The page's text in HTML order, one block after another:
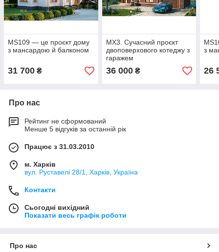
MS109 — це проєкт дому
з мансардою й балконом
31 700 ₴
MX3. Сучасний проєкт
двоповерхового котеджу з
гаражем
36 000₴
з
26
Про нас
Рейтинг не сформований
Менше 5 відгуків за останній рік
Працює з 31.03.2010
м. Харків
вул. Руставелі 28/1, Харків, Україна
Контакти
Сьогодні вихідний
Показати весь графік роботи
Про нас